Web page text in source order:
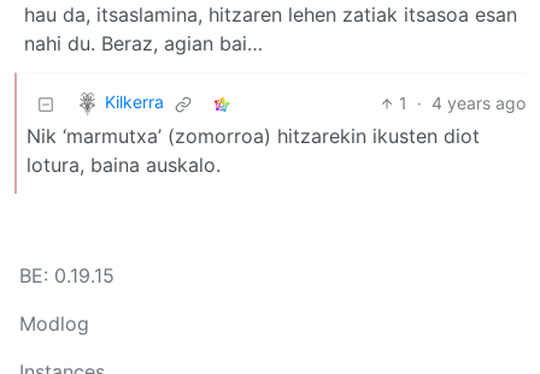
hau da, itsaslamina, hitzaren lehen zatiak itsasoa esan
nahi du. Beraz, agian bai…
Kilkerra 1 · 4 years ago
Nik ‘marmutxa’ (zomorroa) hitzarekin ikusten diot
lotura, baina auskalo.
BE: 0.19.15
Modlog